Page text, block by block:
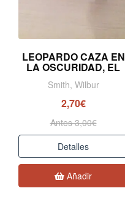
LEOPARDO CAZA EN
LA OSCURIDAD, EL
Smith, Wilbur
2,70€
Antes 3,00€
Detalles
Añadir